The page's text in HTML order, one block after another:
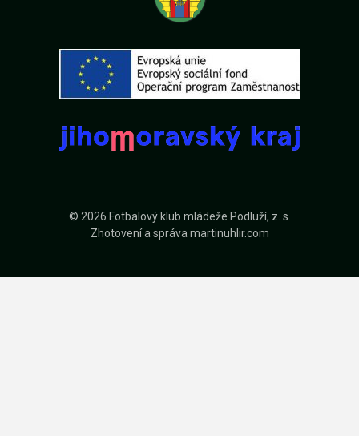
© 2026 Fotbalový klub mládeže Podluží, z. s.
Zhotovení a správa martinuhlir.com